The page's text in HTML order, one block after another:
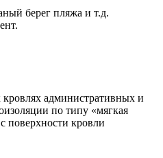
берег пляжа и т.д.
административных и
по типу «мягкая
поверхности кровли